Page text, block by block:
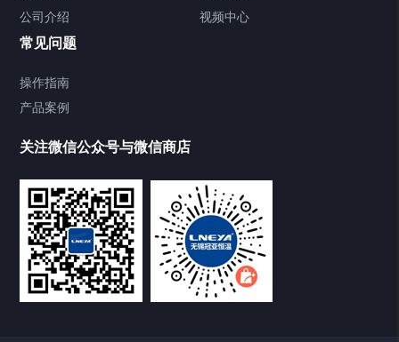
Chiller直冷控温机组
Heating Circulator加热循环器
Freezer低温箱
VOCs冷凝回收装置
公司介绍
视频中心
常见问题
操作指南
产品案例
关注微信公众号与微信商店